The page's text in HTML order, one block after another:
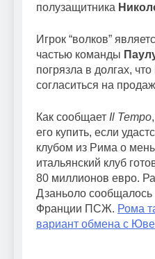
полузащитника
Игрок “волков”
частью команды
погрязла в долгах,
согласиться на
Как сообщает Il Tempo
его купить, если
клубом из Рима о
итальянский клуб
80 миллионов евро.
Дзаньоло
Франции ПСЖ. Рома
вариант обмена с